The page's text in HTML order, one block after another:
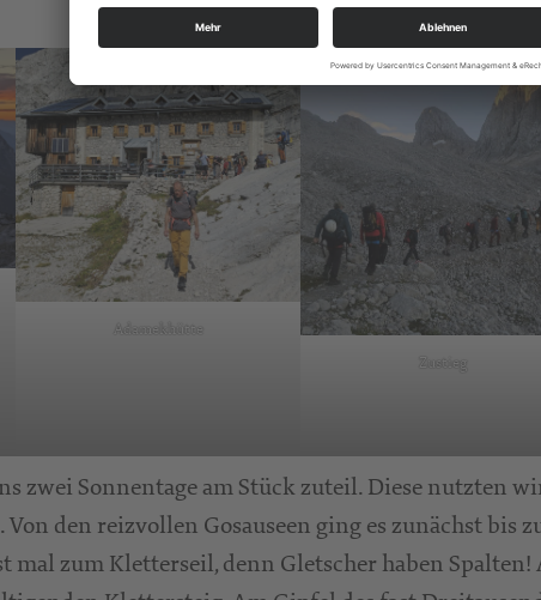
Adamekhütte
Zustieg
zwei Sonnentage am Stück zuteil. Diese nutzten
Von den reizvollen Gosauseen ging es zunächst
mal zum Kletterseil, denn Gletscher haben